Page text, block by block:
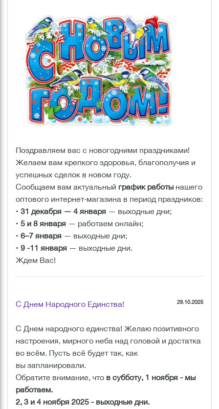
Поздравляем вас с новогодними праздниками!
Желаем вам крепкого здоровья, благополучия и
успешных сделок в новом году.
Сообщаем вам актуальный график работы нашего
оптового интернет‑магазина в период праздников:
• 31 декабря — 4 января — выходные дни;
• 5 и 8 января — работаем онлайн;
• 6–7 января — выходные дни;
• 9 -11 января — выходные дни.
Ждем Вас!
С Днем Народного Единства! 29.10.2025
С Днем народного единства! Желаю позитивного
настроения, мирного неба над головой и достатка
во всём. Пусть всё будет так, как
вы запланировали.
Обратите внимание, что в субботу, 1 ноября - мы
работаем.
2, 3 и 4 ноября 2025 - выходные дни.